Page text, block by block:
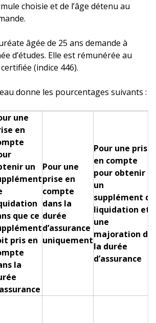
choisie et de l’âge détenu au
âgée de 25 ans demande à
d’études. Elle est rémunérée au
(indice 446).
donne les pourcentages suivants :
une
en
un
que ce
pris en
la
Pour une
prise en
compte
dans la
durée
d’assurance
uniquement
Pour une prise
en compte
pour obtenir
un
supplément de
liquidation et
une
majoration de
la durée
d’assurance